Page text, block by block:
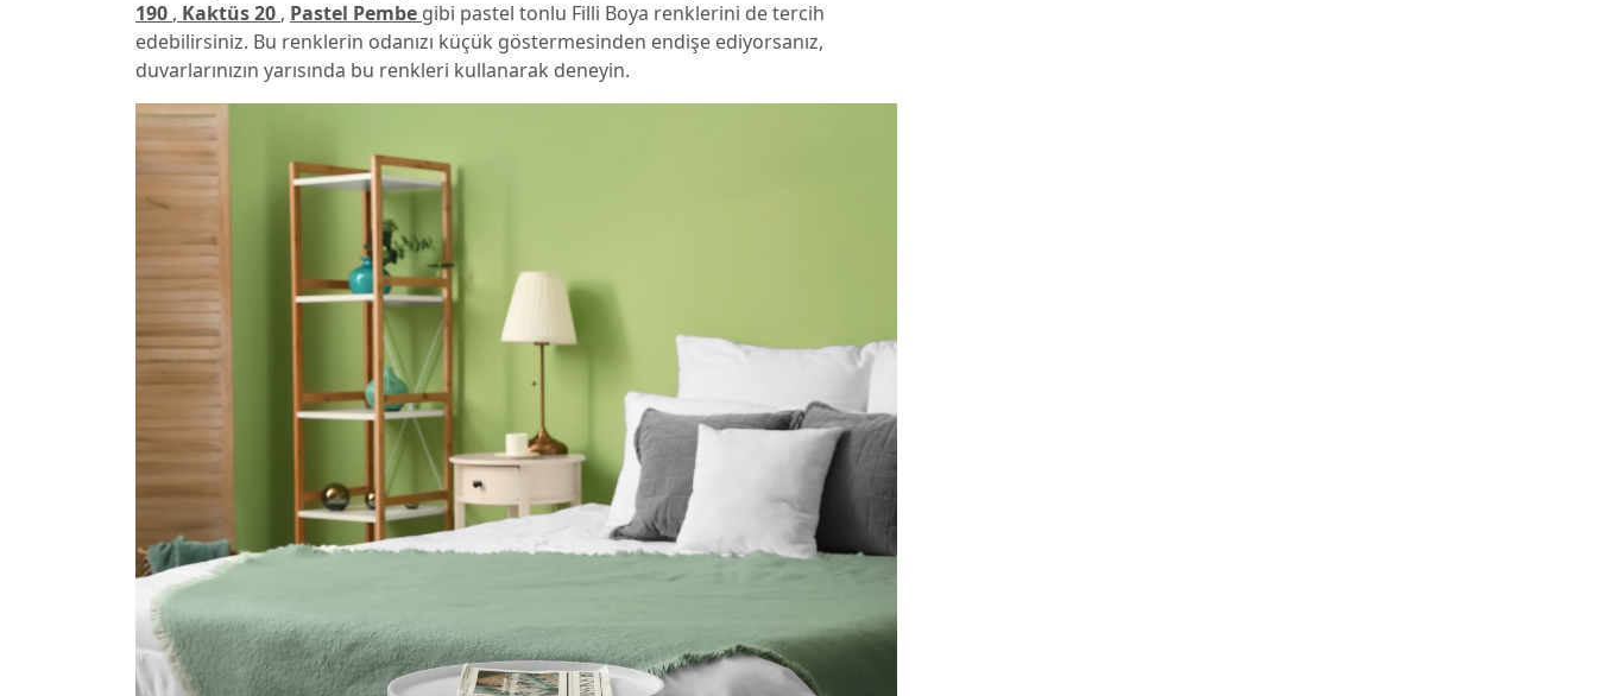
190 , Kaktüs 20 , Pastel Pembe gibi pastel tonlu Filli Boya renklerini de tercih
edebilirsiniz. Bu renklerin odanızı küçük göstermesinden endişe ediyorsanız,
duvarlarınızın yarısında bu renkleri kullanarak deneyin.